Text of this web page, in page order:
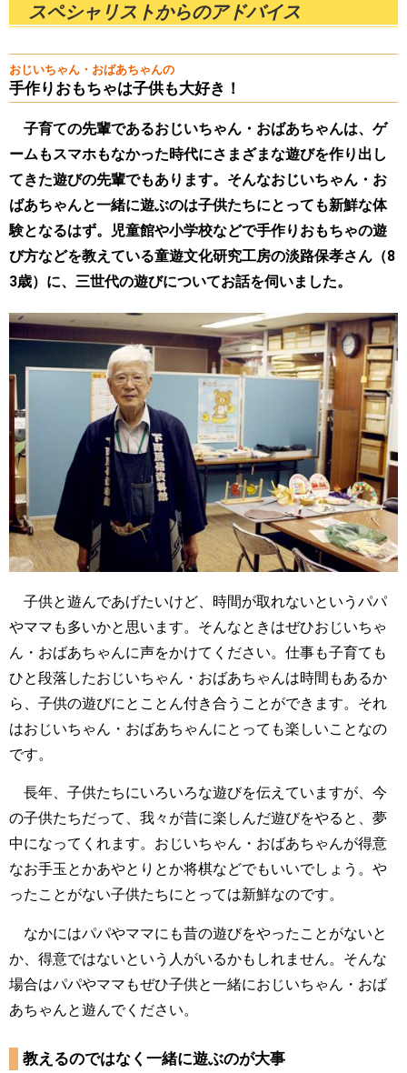
スペシャリストからのアドバイス
おじいちゃん・おばあちゃんの
手作りおもちゃは子供も大好き！
子育ての先輩であるおじいちゃん・おばあちゃんは、ゲ
ームもスマホもなかった時代にさまざまな遊びを作り出し
てきた遊びの先輩でもあります。そんなおじいちゃん・お
ばあちゃんと一緒に遊ぶのは子供たちにとっても新鮮な体
験となるはず。児童館や小学校などで手作りおもちゃの遊
び方などを教えている童遊文化研究工房の淡路保孝さん（8
3歳）に、三世代の遊びについてお話を伺いました。
子供と遊んであげたいけど、時間が取れないというパパ
やママも多いかと思います。そんなときはぜひおじいちゃ
ん・おばあちゃんに声をかけてください。仕事も子育ても
ひと段落したおじいちゃん・おばあちゃんは時間もあるか
ら、子供の遊びにとことん付き合うことができます。それ
はおじいちゃん・おばあちゃんにとっても楽しいことなの
です。
長年、子供たちにいろいろな遊びを伝えていますが、今
の子供たちだって、我々が昔に楽しんだ遊びをやると、夢
中になってくれます。おじいちゃん・おばあちゃんが得意
なお手玉とかあやとりとか将棋などでもいいでしょう。や
ったことがない子供たちにとっては新鮮なのです。
なかにはパパやママにも昔の遊びをやったことがないと
か、得意ではないという人がいるかもしれません。そんな
場合はパパやママもぜひ子供と一緒におじいちゃん・おば
あちゃんと遊んでください。
教えるのではなく一緒に遊ぶのが大事